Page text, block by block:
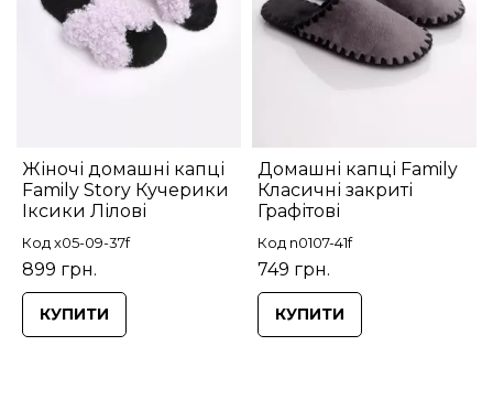
Жіночі домашні капці
Family Story Кучерики
Іксики Лілові
Код x05-09-37f
899 грн.
КУПИТИ
Домашні капці Family
Класичні закриті
Графітові
Код n0107-41f
749 грн.
КУПИТИ